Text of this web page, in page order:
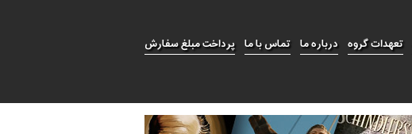
پرداخت مبلغ سفارش تماس با ما درباره ما تعهدات گروه